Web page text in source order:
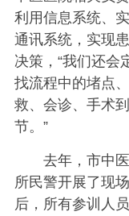
利用信息系统、
通讯系统，实现
决策，“我们还会
找流程中的堵点
救、会诊、手术
节。”
去年，市中
所民警开展了现
后，所有参训人